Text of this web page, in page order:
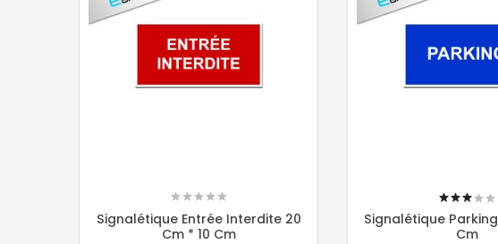
Signalétique Entrée Interdite 20
Cm * 10 Cm
60%
Signalétique
Cm